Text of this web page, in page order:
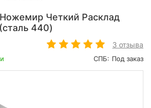
Четкий Расклад
440)
3 отзыва
СПБ: Под заказ